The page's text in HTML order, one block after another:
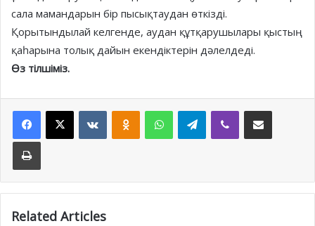
сала мамандарын бір пысықтаудан өткізді.
Қорытындылай келгенде, аудан құтқарушылары қыстың
қаһарына толық дайын екендіктерін дәлелдеді.
Өз тілшіміз.
Facebook
X VKontakteOdnoklassniki
WhatsAppTelegramViber Share via Email
Print
Related Articles